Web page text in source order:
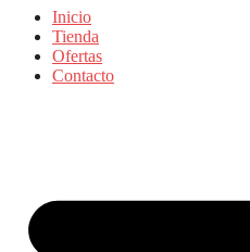
Inicio
Tienda
Ofertas
Contacto